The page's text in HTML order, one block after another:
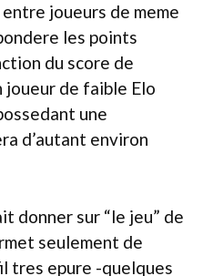
joueurs de meme
les points
du score de
joueur de faible Elo
une
d’autant environ
donner sur “le jeu” de
seulement de
tres epure -quelques